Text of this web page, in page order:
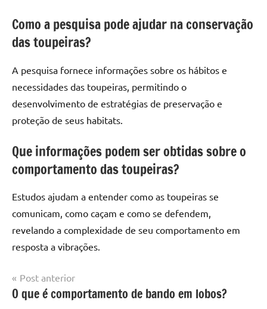
Como a pesquisa pode ajudar na conservação
das toupeiras?
A pesquisa fornece informações sobre os hábitos e
necessidades das toupeiras, permitindo o
desenvolvimento de estratégias de preservação e
proteção de seus habitats.
Que informações podem ser obtidas sobre o
comportamento das toupeiras?
Estudos ajudam a entender como as toupeiras se
comunicam, como caçam e como se defendem,
revelando a complexidade de seu comportamento em
resposta a vibrações.
Navegação
de
Post anterior
O que é comportamento de bando em lobos?